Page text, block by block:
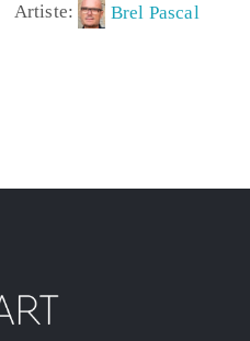
Artiste:
Brel Pascal